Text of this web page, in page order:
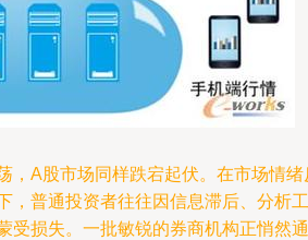
，A股市场同样跌宕起伏。在市场情绪
，普通投资者往往因信息滞后、分析工
受损失。一批敏锐的券商机构正悄然通